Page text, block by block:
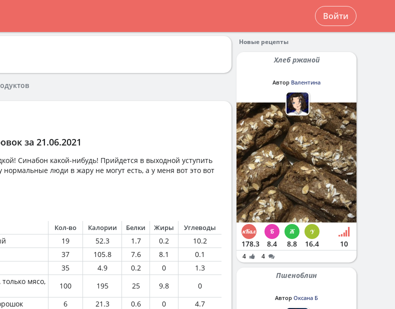
Войти
за 21.06.2021
Синабон какой-нибудь! Прийдется в выходной уступить
нормальные люди в жару не могут есть, а у меня вот это вот
Кол-во Калории Белки Жиры Углеводы
19 52.3 1.7 0.2
10.2
37 105.8 7.6 8.1
0.1
35 4.9 0.2 0
1.3
мясо,
100 195 25 9.8
0
6 21.3 0.6 0
4.7
Новые рецепты
Хлеб ржаной
Автор Валентина
178.3 8.4 8.8 16.4 10
4 4
Пшеноблин
Автор Оксана Б